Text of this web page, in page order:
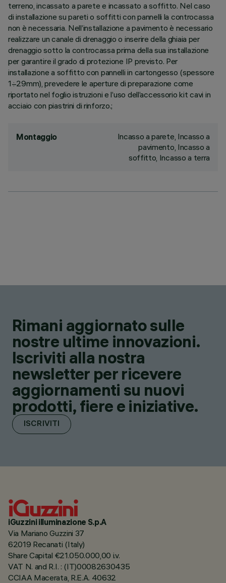
terreno, incassato a parete e incassato a soffitto. Nel caso
di installazione su pareti o soffitti con pannelli la controcassa
non è necessaria. Nell’installazione a pavimento è necessario
realizzare un canale di drenaggio o inserire della ghiaia per
drenaggio sotto la controcassa prima della sua installazione
per garantire il grado di protezione IP previsto. Per
installazione a soffitto con pannelli in cartongesso (spessore
1÷29mm), prevedere le aperture di preparazione come
riportato nel foglio istruzioni e l’uso dell’accessorio kit cavi in
acciaio con piastrini di rinforzo.;
Montaggio
Incasso a parete, Incasso a
pavimento, Incasso a
soffitto, Incasso a terra
Rimani aggiornato sulle
nostre ultime innovazioni.
Iscriviti alla nostra
newsletter per ricevere
aggiornamenti su nuovi
prodotti, fiere e iniziative.
ISCRIVITI
iGuzzini illuminazione S.p.A
Via Mariano Guzzini 37
62019 Recanati (Italy)
Share Capital €21.050.000,00 i.v.
VAT N. and R.I. : (IT)00082630435
CCIAA Macerata, R.E.A. 40632